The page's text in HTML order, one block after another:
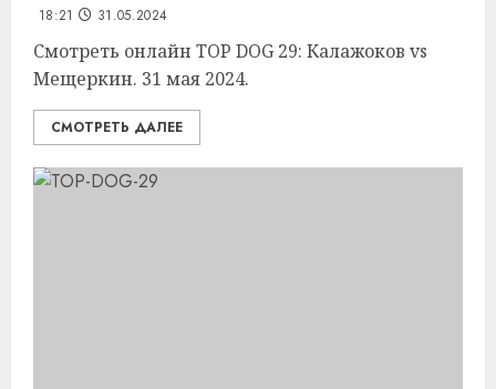
18:21 31.05.2024
Смотреть онлайн TOP DOG 29: Калажоков vs
Мещеркин. 31 мая 2024.
СМОТРЕТЬ ДАЛЕЕ